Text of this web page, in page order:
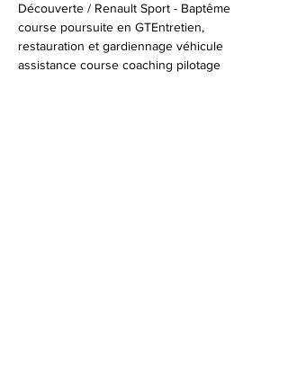
Découverte / Renault Sport - Baptême
course poursuite en GTEntretien,
restauration et gardiennage véhicule
assistance course coaching pilotage